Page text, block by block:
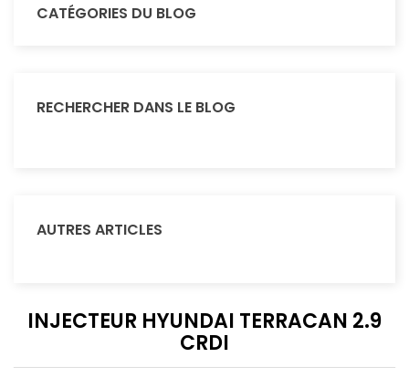
CATÉGORIES DU BLOG
RECHERCHER DANS LE BLOG
AUTRES ARTICLES
INJECTEUR HYUNDAI TERRACAN 2.9
CRDI